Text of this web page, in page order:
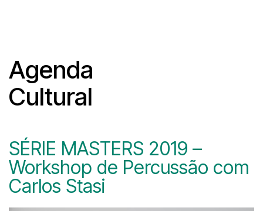
Agenda
Cultural
SÉRIE MASTERS 2019 –
Workshop de Percussão com
Carlos Stasi